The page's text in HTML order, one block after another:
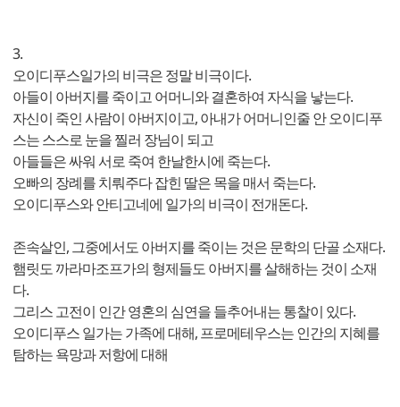
3.
오이디푸스일가의 비극은 정말 비극이다.
아들이 아버지를 죽이고 어머니와 결혼하여 자식을 낳는다.
자신이 죽인 사람이 아버지이고, 아내가 어머니인줄 안 오이디푸
스는 스스로 눈을 찔러 장님이 되고
아들들은 싸워 서로 죽여 한날한시에 죽는다.
오빠의 장례를 치뤄주다 잡힌 딸은 목을 매서 죽는다.
오이디푸스와 안티고네에 일가의 비극이 전개돈다.
존속살인, 그중에서도 아버지를 죽이는 것은 문학의 단골 소재다.
햄릿도 까라마조프가의 형제들도 아버지를 살해하는 것이 소재
다.
그리스 고전이 인간 영혼의 심연을 들추어내는 통찰이 있다.
오이디푸스 일가는 가족에 대해, 프로메테우스는 인간의 지혜를
탐하는 욕망과 저항에 대해